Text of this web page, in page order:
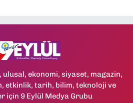
ekonomi, siyaset, magazin,
etkinlik, tarih, bilim, teknoloji ve
için 9 Eylül Medya Grubu